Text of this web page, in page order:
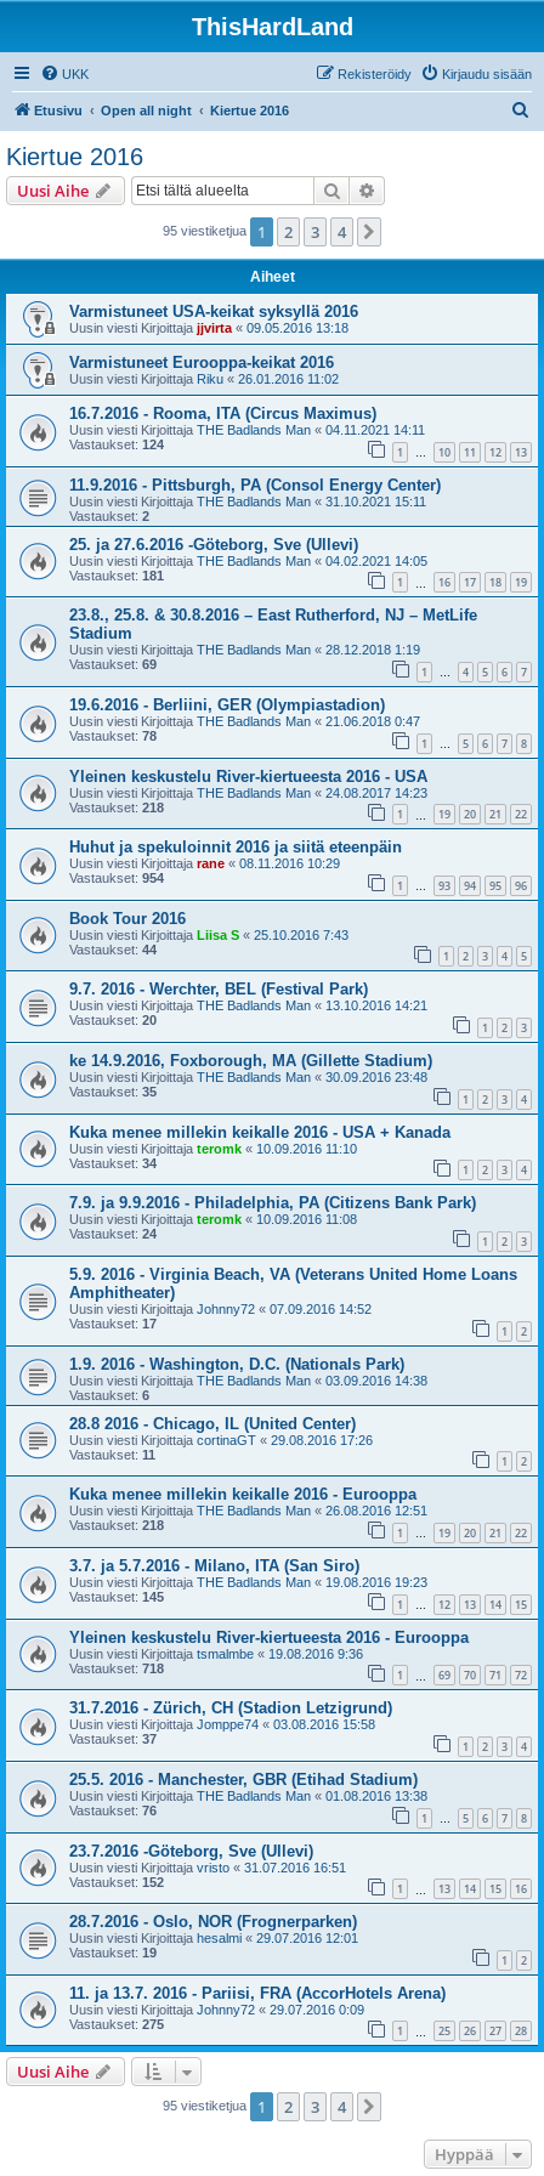
ThisHardLand
UKK Kirjaudu sisään
Rekisteröidy
Etusivu Open all night Kiertue 2016
Kiertue 2016
Uusi Aihe Etsi
95 viestiketjua 1 2 3 4
Aiheet
Varmistuneet USA-keikat syksyllä 2016
Uusin viesti Kirjoittaja jjvirta « 09.05.2016 13:18
Varmistuneet Eurooppa-keikat 2016
Uusin viesti Kirjoittaja Riku « 26.01.2016 11:02
16.7.2016 - Rooma, ITA (Circus Maximus)
Uusin viesti Kirjoittaja THE Badlands Man « 04.11.2021 14:11
Vastaukset: 124 1 … 10 11 12 13
11.9.2016 - Pittsburgh, PA (Consol Energy Center)
Uusin viesti Kirjoittaja THE Badlands Man « 31.10.2021 15:11
Vastaukset: 2
25. ja 27.6.2016 -Göteborg, Sve (Ullevi)
Uusin viesti Kirjoittaja THE Badlands Man « 04.02.2021 14:05
Vastaukset: 181 1 16 17 18 19
23.8., 25.8. & 30.8.2016 – East Rutherford, NJ – MetLife
Stadium
Uusin viesti Kirjoittaja THE Badlands Man « 28.12.2018 1:19
Vastaukset: 69 1 … 4 5 6 7
19.6.2016 - Berliini, GER (Olympiastadion)
Uusin viesti Kirjoittaja THE Badlands Man « 21.06.2018 0:47
Vastaukset: 78 1 … 5 6 7 8
Yleinen keskustelu River-kiertueesta 2016 - USA
Uusin viesti Kirjoittaja THE Badlands Man « 24.08.2017 14:23
Vastaukset: 218 1 19 20 21 22
Huhut ja spekuloinnit 2016 ja siitä eteenpäin
Uusin viesti Kirjoittaja rane « 08.11.2016 10:29
Vastaukset: 954 1 … 93 94 95 96
Book Tour 2016
Uusin viesti Kirjoittaja Liisa S « 25.10.2016 7:43
Vastaukset: 44 1 2 3 4 5
9.7. 2016 - Werchter, BEL (Festival Park)
Uusin viesti Kirjoittaja THE Badlands Man « 13.10.2016 14:21
Vastaukset: 20 1 2 3
ke 14.9.2016, Foxborough, MA (Gillette Stadium)
Uusin viesti Kirjoittaja THE Badlands Man « 30.09.2016 23:48
Vastaukset: 35 1 2 3 4
Kuka menee millekin keikalle 2016 - USA + Kanada
Uusin viesti Kirjoittaja teromk « 10.09.2016 11:10
Vastaukset: 34 1 2 3 4
7.9. ja 9.9.2016 - Philadelphia, PA (Citizens Bank Park)
Uusin viesti Kirjoittaja teromk « 10.09.2016 11:08
Vastaukset: 24 1 2 3
5.9. 2016 - Virginia Beach, VA (Veterans United Home Loans
Amphitheater)
Uusin viesti Kirjoittaja Johnny72 « 07.09.2016 14:52
Vastaukset: 17 1 2
1.9. 2016 - Washington, D.C. (Nationals Park)
Uusin viesti Kirjoittaja THE Badlands Man « 03.09.2016 14:38
Vastaukset: 6
28.8 2016 - Chicago, IL (United Center)
Uusin viesti Kirjoittaja cortinaGT « 29.08.2016 17:26
Vastaukset: 11 1 2
Kuka menee millekin keikalle 2016 - Eurooppa
Uusin viesti Kirjoittaja THE Badlands Man « 26.08.2016 12:51
Vastaukset: 218 1 … 19 20 21 22
3.7. ja 5.7.2016 - Milano, ITA (San Siro)
Uusin viesti Kirjoittaja THE Badlands Man « 19.08.2016 19:23
Vastaukset: 145 1 … 12 13 14 15
Yleinen keskustelu River-kiertueesta 2016 - Eurooppa
Uusin viesti Kirjoittaja tsmalmbe « 19.08.2016 9:36
Vastaukset: 718 1 69 70 71 72
31.7.2016 - Zürich, CH (Stadion Letzigrund)
Uusin viesti Kirjoittaja Jomppe74 « 03.08.2016 15:58
Vastaukset: 37 1 2 3 4
25.5. 2016 - Manchester, GBR (Etihad Stadium)
Uusin viesti Kirjoittaja THE Badlands Man « 01.08.2016 13:38
Vastaukset: 76 1 5 6 7 8
23.7.2016 -Göteborg, Sve (Ullevi)
Uusin viesti Kirjoittaja vristo « 31.07.2016 16:51
Vastaukset: 152 1 13 14 15 16
28.7.2016 - Oslo, NOR (Frognerparken)
Uusin viesti Kirjoittaja hesalmi « 29.07.2016 12:01
Vastaukset: 19 1 2
11. ja 13.7. 2016 - Pariisi, FRA (AccorHotels Arena)
Uusin viesti Kirjoittaja Johnny72 « 29.07.2016 0:09
Vastaukset: 275 1 25 26 27 28
Uusi Aihe
95 viestiketjua 1 2 3 4
Hyppää